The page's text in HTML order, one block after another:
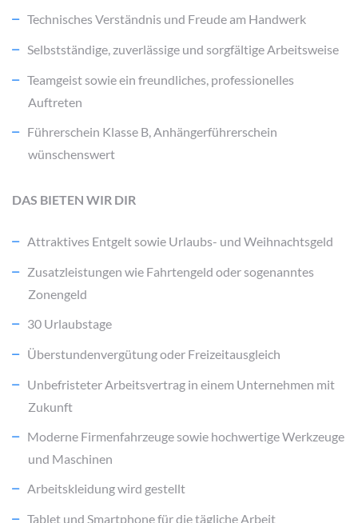
Technisches Verständnis und Freude am Handwerk
Selbstständige, zuverlässige und sorgfältige Arbeitsweise
Teamgeist sowie ein freundliches, professionelles
Auftreten
Führerschein Klasse B, Anhängerführerschein
wünschenswert
DAS BIETEN WIR DIR
Attraktives Entgelt sowie Urlaubs- und Weihnachtsgeld
Zusatzleistungen wie Fahrtengeld oder sogenanntes
Zonengeld
30 Urlaubstage
Überstundenvergütung oder Freizeitausgleich
Unbefristeter Arbeitsvertrag in einem Unternehmen mit
Zukunft
Moderne Firmenfahrzeuge sowie hochwertige Werkzeuge
und Maschinen
Arbeitskleidung wird gestellt
Tablet und Smartphone für die tägliche Arbeit